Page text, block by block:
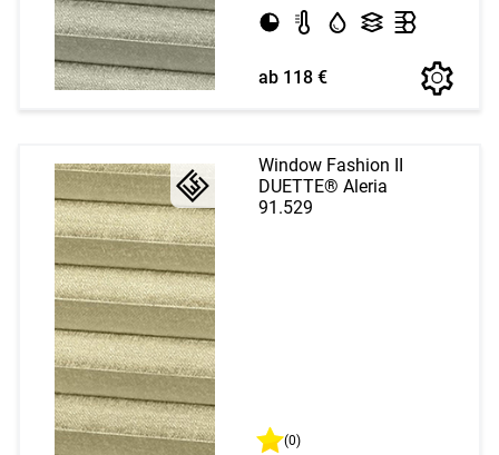
ab 118 €
Window Fashion II
DUETTE® Aleria
91.529
(0)